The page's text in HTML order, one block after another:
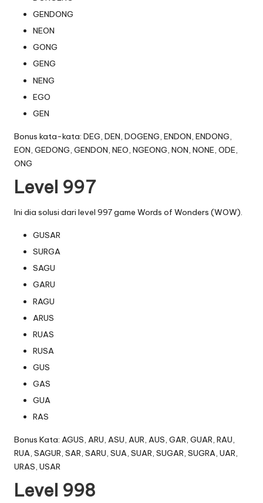
GENDONG
NEON
GONG
GENG
NENG
EGO
GEN
Bonus kata-kata: DEG, DEN, DOGENG, ENDON, ENDONG,
EON, GEDONG, GENDON, NEO, NGEONG, NON, NONE, ODE,
ONG
Level 997
Ini dia solusi dari level 997 game Words of Wonders (WOW).
GUSAR
SURGA
SAGU
GARU
RAGU
ARUS
RUAS
RUSA
GUS
GAS
GUA
RAS
Bonus Kata: AGUS, ARU, ASU, AUR, AUS, GAR, GUAR, RAU,
RUA, SAGUR, SAR, SARU, SUA, SUAR, SUGAR, SUGRA, UAR,
URAS, USAR
Level 998